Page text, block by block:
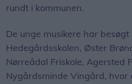
rundt i kommunen.
De unge musikere har
Hedegårdsskolen, Øster
Nørreådal Friskole, Agersted
Nygårdsminde Vingård,